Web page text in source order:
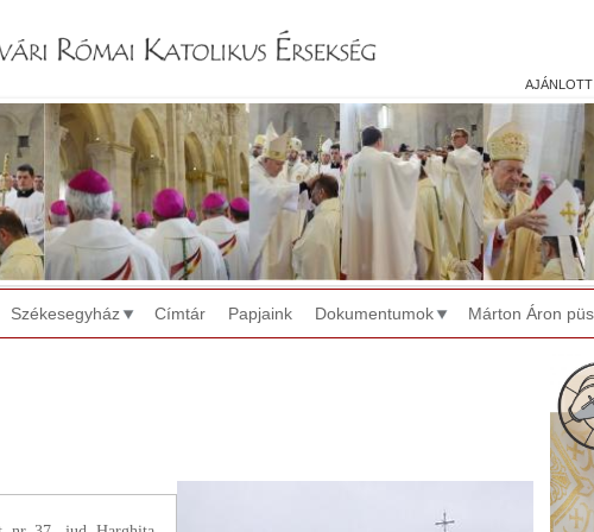
ajánlott
Székesegyház Címtár Papjaink Dokumentumok Márton Áron